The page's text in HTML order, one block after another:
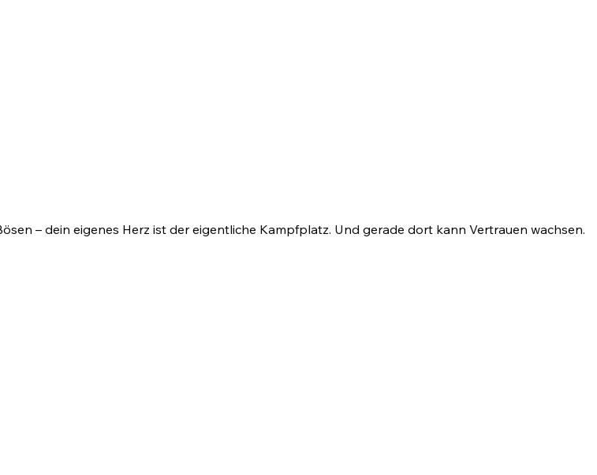
– dein eigenes Herz ist der eigentliche Kampfplatz. Und gerade dort kann Vertrauen wachsen.